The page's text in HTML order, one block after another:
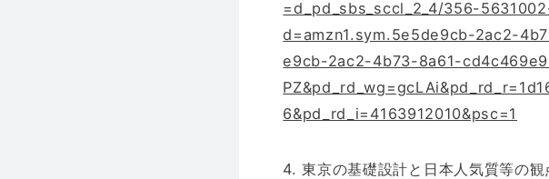
=d_pd_sbs_sccl_2_4/356-
d=amzn1.sym.5e5de9cb-2ac2-
e9cb-2ac2-4b73-8a61-
6&pd_rd_i=4163912010&psc=1
4. 東京の基礎設計と日本人気質等の